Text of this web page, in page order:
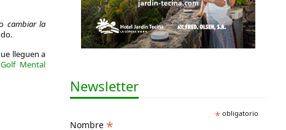
cambiar la
lleguen a
Mental
Newsletter
* obligatorio
Nombre *